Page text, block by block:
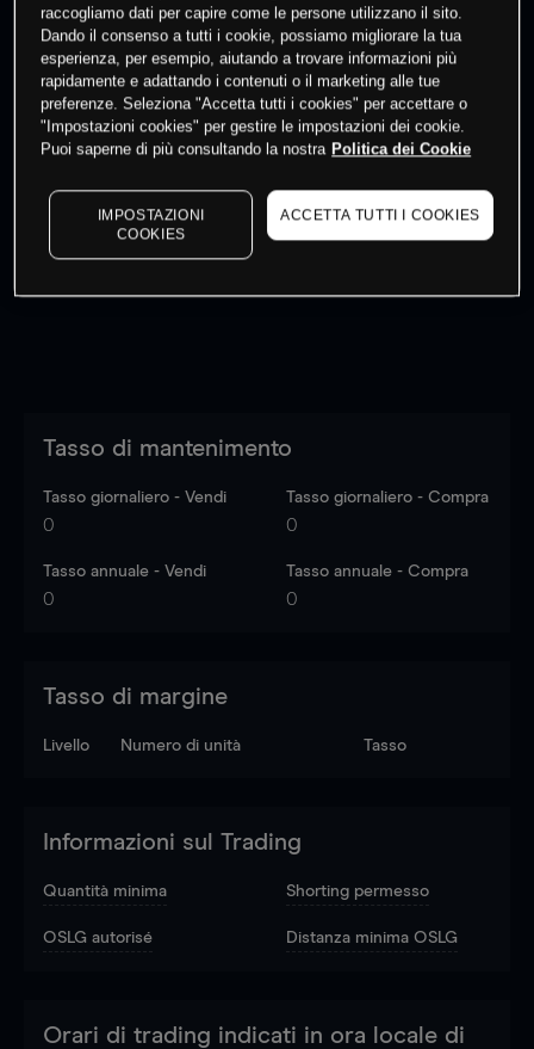
Fai trading
I prezzi sono solo indicativi. Accediper vedere gli ultimi
dati di mercato
to see latest market data
Tasso di mantenimento
Tasso giornaliero - Vendi
0
Tasso giornaliero - Compra
0
Tasso annuale - Vendi
0
Tasso annuale - Compra
0
Tasso di margine
Livello Numero di unità Tasso
Informazioni sul Trading
Quantità minima Shorting permesso
OSLG autorisé Distanza minima OSLG
Orari di trading indicati in ora locale di
raccogliamo dati per capire come le persone utilizzano il sito.
Dando il consenso a tutti i cookie, possiamo migliorare la tua
esperienza, per esempio, aiutando a trovare informazioni più
rapidamente e adattando i contenuti o il marketing alle tue
preferenze. Seleziona "Accetta tutti i cookies" per accettare o
"Impostazioni cookies" per gestire le impostazioni dei cookie.
Puoi saperne di più consultando la nostra Politica dei Cookie
IMPOSTAZIONI
COOKIES
ACCETTA TUTTI I COOKIES